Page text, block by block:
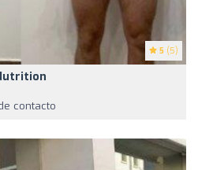
5 (5)
contacto